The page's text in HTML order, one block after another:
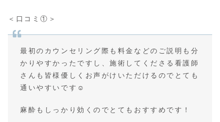
＜口コミ①＞
最初のカウンセリング際も料金などのご説明も分
かりやすかったですし、施術してくださる看護師
さんも皆様優しくお声がけいただけるのでとても
通いやすいです☺️
麻酔もしっかり効くのでとてもおすすめです！